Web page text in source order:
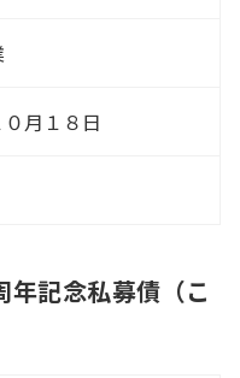
月１８日
年記念私募債（こ